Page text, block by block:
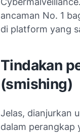
ancaman No. 1
di platform yang
Tindakan
(smishing)
Jelas, dianjurkan
dalam perangkap